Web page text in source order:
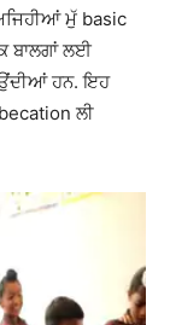
ਮੁੱ basic
ਬਾਲਗਾਂ ਲਈ
ਹਨ. ਇਹ
ਲੀ